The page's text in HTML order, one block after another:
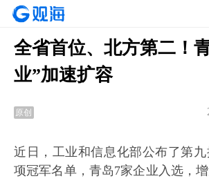
全省首位、北方第二！
业”加速扩容
原创
近日，工业和信息化部公布了第
项冠军名单，青岛7家企业入选，